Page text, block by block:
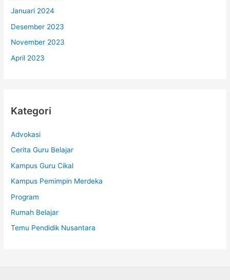
Januari 2024
Desember 2023
November 2023
April 2023
Kategori
Advokasi
Cerita Guru Belajar
Kampus Guru Cikal
Kampus Pemimpin Merdeka
Program
Rumah Belajar
Temu Pendidik Nusantara